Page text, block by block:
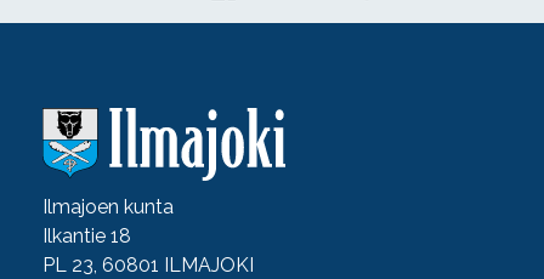
Ilmajoen kunta
Ilkantie 18
PL 23, 60801 ILMAJOKI